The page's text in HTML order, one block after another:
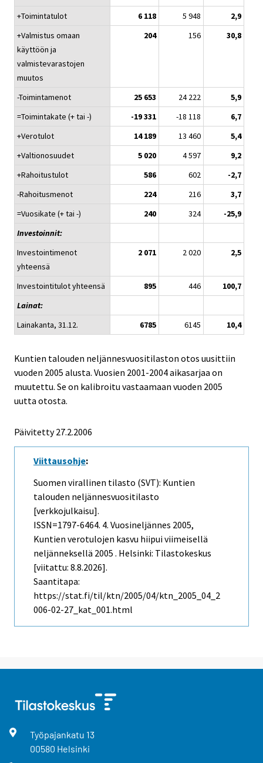
+Toimintatulot
6 118 5 948
2,9
+Valmistus omaan
käyttöön ja
valmistevarastojen
muutos
204 156 30,8
-Toimintamenot 25 653 24 222
5,9
=Toimintakate (+ tai -)
-19 331 -18 118
6,7
+Verotulot
14 189 13 460
5,4
+Valtionosuudet
5 020 4 597
9,2
+Rahoitustulot
586 602
-2,7
-Rahoitusmenot
224 216
3,7
=Vuosikate (+ tai -)
240 324
-25,9
Investoinnit:
Investointimenot
yhteensä
2 071 2 020 2,5
Investointitulot yhteensä 895 446
100,7
Lainat:
Lainakanta, 31.12.
6785 6145 10,4
Kuntien talouden neljännesvuositilaston otos uusittiin
vuoden 2005 alusta. Vuosien 2001-2004 aikasarjaa on
muutettu. Se on kalibroitu vastaamaan vuoden 2005
uutta otosta.
Päivitetty27.2.2006
Viittausohje:
Suomen virallinen tilasto (SVT): Kuntien
talouden neljännesvuositilasto
[verkkojulkaisu].
ISSN=1797-6464. 4. Vuosineljännes 2005,
Kuntien verotulojen kasvu hiipui viimeisellä
neljänneksellä 2005 . Helsinki: Tilastokeskus
[viitattu: 8.8.2026].
Saantitapa:
https://stat.fi/til/ktn/2005/04/ktn_2005_04_2
006-02-27_kat_001.html
Työpajankatu 13
00580 Helsinki